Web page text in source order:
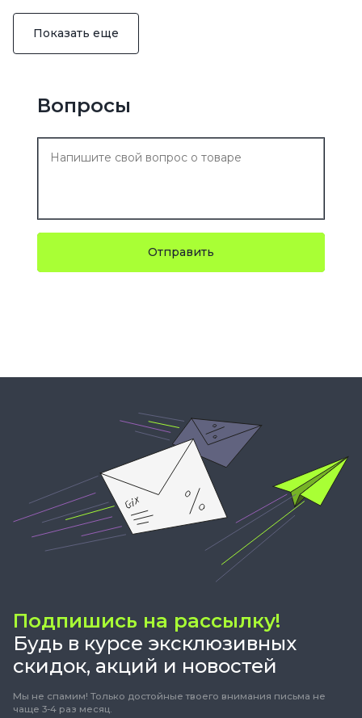
Показать еще
Вопросы
Отправить
Подпишись на рассылку!
Будь в курсе эксклюзивных
скидок, акций и новостей
Мы не спамим! Только достойные твоего внимания письма не
чаще 3-4 раз месяц.